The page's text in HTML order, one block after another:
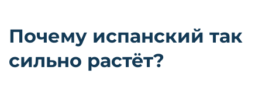
Почему испанский так
сильно растёт?